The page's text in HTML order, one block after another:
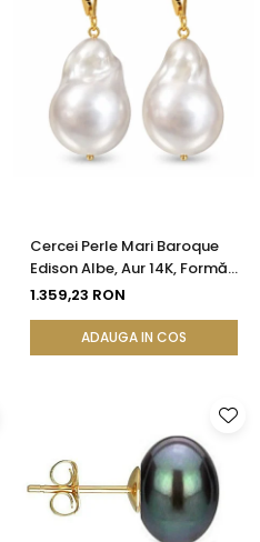
Cercei Perle Mari Baroque
Edison Albe, Aur 14K, Formă
Organică | KASKADDA®
1.359,23 RON
ADAUGA IN COS